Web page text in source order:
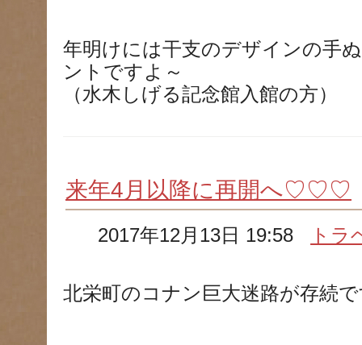
年明けには干支のデザインの手
ントですよ～
（水木しげる記念館入館の方）
来年4月以降に再開へ♡♡♡
2017年12月13日 19:58 トラ
北栄町のコナン巨大迷路が存続